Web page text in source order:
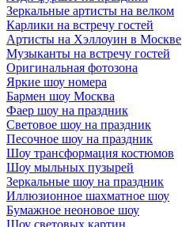
Зеркальные артисты на велком
Карлики на встречу гостей
Артисты на Хэллоуин в Москве
Музыканты на встречу гостей
Оригинальная фотозона
Яркие шоу номера
Бармен шоу Москва
Фаер шоу на праздник
Световое шоу на праздник
Песочное шоу на праздник
Шоу трансформация костюмов
Шоу мыльных пузырей
Зеркальные шоу на праздник
Иллюзионное шахматное шоу
Бумажное неоновое шоу
Шоу световых картин